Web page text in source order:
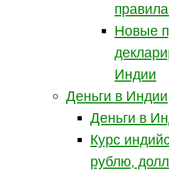
Новые
Индии
Деньги в Индии
Деньги в
Курс
рублю,